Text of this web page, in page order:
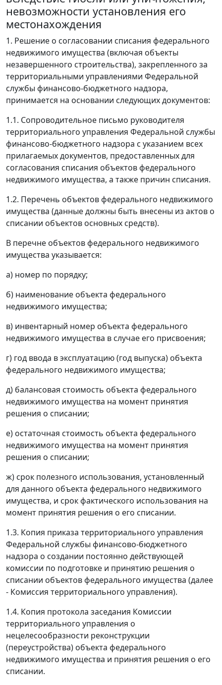
невозможности установления его
местонахождения
1. Решение о согласовании списания федерального
недвижимого имущества (включая объекты
незавершенного строительства), закрепленного за
территориальными управлениями Федеральной
службы финансово-бюджетного надзора,
принимается на основании следующих документов:
1.1. Сопроводительное письмо руководителя
территориального управления Федеральной службы
финансово-бюджетного надзора с указанием всех
прилагаемых документов, предоставленных для
согласования списания объектов федерального
недвижимого имущества, а также причин списания.
1.2. Перечень объектов федерального недвижимого
имущества (данные должны быть внесены из актов о
списании объектов основных средств).
В перечне объектов федерального недвижимого
имущества указывается:
а) номер по порядку;
б) наименование объекта федерального
недвижимого имущества;
в) инвентарный номер объекта федерального
недвижимого имущества в случае его присвоения;
г) год ввода в эксплуатацию (год выпуска) объекта
федерального недвижимого имущества;
д) балансовая стоимость объекта федерального
недвижимого имущества на момент принятия
решения о списании;
е) остаточная стоимость объекта федерального
недвижимого имущества на момент принятия
решения о списании;
ж) срок полезного использования, установленный
для данного объекта федерального недвижимого
имущества, и срок фактического использования на
момент принятия решения о его списании.
1.3. Копия приказа территориального управления
Федеральной службы финансово-бюджетного
надзора о создании постоянно действующей
комиссии по подготовке и принятию решения о
списании объектов федерального имущества (далее
- Комиссия территориального управления).
1.4. Копия протокола заседания Комиссии
территориального управления о
нецелесообразности реконструкции
(переустройства) объекта федерального
недвижимого имущества и принятия решения о его
списании.